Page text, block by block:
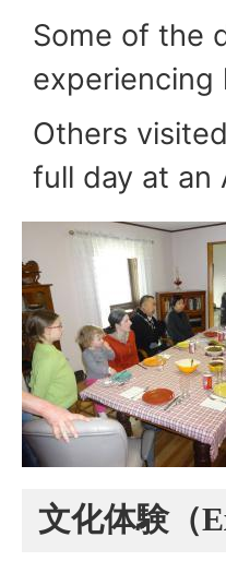
Some of the
experiencing
Others
full day at an
文化体験（